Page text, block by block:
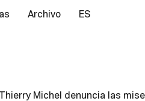
Archivo ES
Michel denuncia las